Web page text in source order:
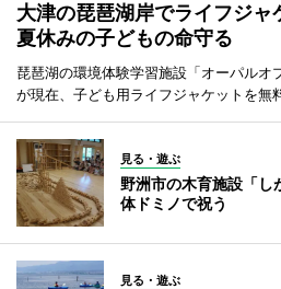
大津の琵琶湖岸でライフジ
夏休みの子どもの命守る
琵琶湖の環境体験学習施設「オーパルオ
が現在、子ども用ライフジャケットを無
見る・遊ぶ
野洲市の木育施設「
体ドミノで祝う
見る・遊ぶ